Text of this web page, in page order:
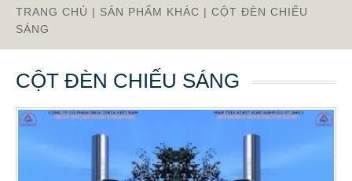
TRANG CHỦ | SẢN PHẨM KHÁC | CỘT ĐÈN CHIẾU
SÁNG
CỘT ĐÈN CHIẾU SÁNG